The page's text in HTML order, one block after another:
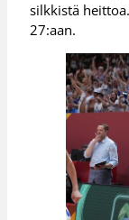
silkkistä
27:aan.